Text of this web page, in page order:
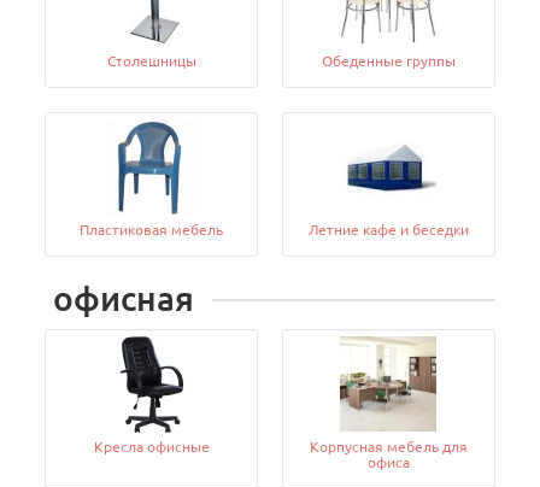
Столешницы Обеденные группы
Пластиковая мебель Летние кафе и беседки
офисная
Кресла офисные
Корпусная мебель для
офиса